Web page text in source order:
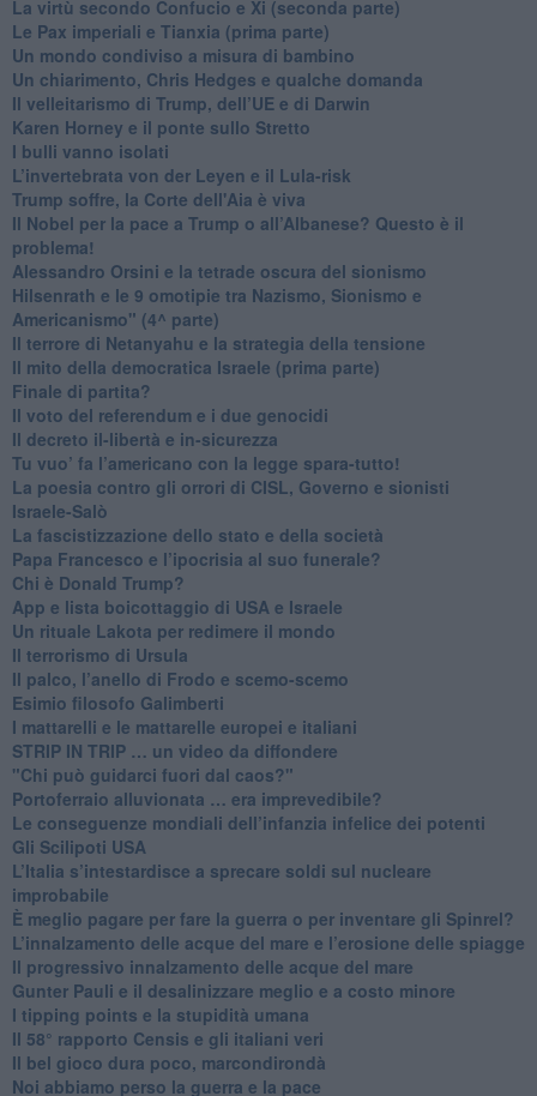
​La virtù secondo Confucio e Xi (seconda parte)
Le Pax imperiali e Tianxia (prima parte)
Un mondo condiviso a misura di bambino
​Un chiarimento, Chris Hedges e qualche domanda
Il velleitarismo di Trump, dell’UE e di Darwin
​Karen Horney e il ponte sullo Stretto
​I bulli vanno isolati
L’invertebrata von der Leyen e il Lula-risk
Trump soffre, la Corte dell'Aia è viva
​Il Nobel per la pace a Trump o all’Albanese? Questo è il
problema!
​Alessandro Orsini e la tetrade oscura del sionismo
​Hilsenrath e le 9 omotipie tra Nazismo, Sionismo e
Americanismo" (4^ parte)
​Il terrore di Netanyahu e la strategia della tensione
Il mito della democratica Israele (prima parte)
​Finale di partita?
​Il voto del referendum e i due genocidi
Il decreto il-libertà e in-sicurezza
Tu vuo’ fa l’americano con la legge spara-tutto!
La poesia contro gli orrori di CISL, Governo e sionisti
Israele-Salò
​La fascistizzazione dello stato e della società
Papa Francesco e l’ipocrisia al suo funerale?
​Chi è Donald Trump?
App e lista boicottaggio di USA e Israele
​Un rituale Lakota per redimere il mondo
Il terrorismo di Ursula
​Il palco, l’anello di Frodo e scemo-scemo
Esimio filosofo Galimberti
​I mattarelli e le mattarelle europei e italiani
​STRIP IN TRIP … un video da diffondere
"Chi può guidarci fuori dal caos?"
​Portoferraio alluvionata … era imprevedibile?
Le conseguenze mondiali dell’infanzia infelice dei potenti
​Gli Scilipoti USA
L’Italia s’intestardisce a sprecare soldi sul nucleare
improbabile
È meglio pagare per fare la guerra o per inventare gli Spinrel?
​L’innalzamento delle acque del mare e l’erosione delle spiagge
​Il progressivo innalzamento delle acque del mare
​Gunter Pauli e il desalinizzare meglio e a costo minore
I tipping points e la stupidità umana
​Il 58° rapporto Censis e gli italiani veri
​Il bel gioco dura poco, marcondirondà
Noi abbiamo perso la guerra e la pace